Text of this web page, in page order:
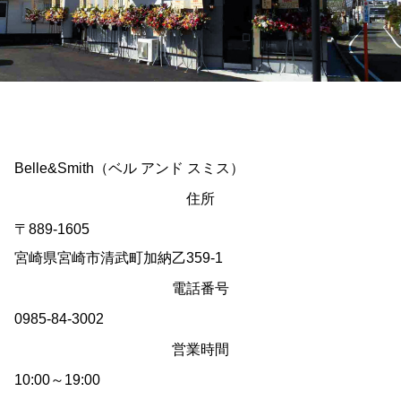
Belle&Smith（ベル アンド スミス）
住所
〒889-1605
宮崎県宮崎市清武町加納乙359-1
電話番号
0985-84-3002
営業時間
10:00～19:00